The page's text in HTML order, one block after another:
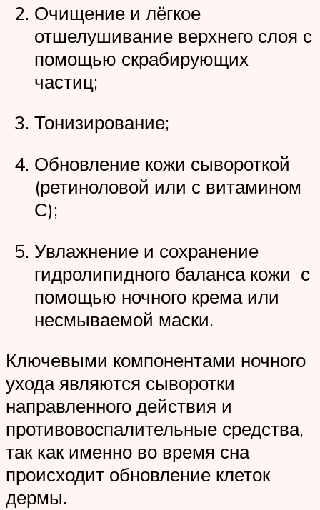
Очищение и лёгкое
отшелушивание верхнего слоя с
помощью скрабирующих
частиц;
Тонизирование;
Обновление кожи сывороткой
(ретиноловой или с витамином
С);
Увлажнение и сохранение
гидролипидного баланса кожи с
помощью ночного крема или
несмываемой маски.
Ключевыми компонентами ночного
ухода являются сыворотки
направленного действия и
противовоспалительные средства,
так как именно во время сна
происходит обновление клеток
дермы.